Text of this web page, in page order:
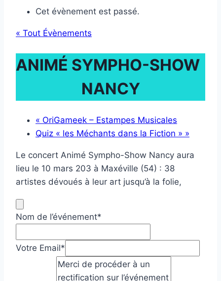
Cet évènement est passé.
« Tout Évènements
ANIMÉ SYMPHO-SHOW
NANCY
« OriGameek – Estampes Musicales
Quiz « les Méchants dans la Fiction » »
Le concert Animé Sympho-Show Nancy aura
lieu le 10 mars 203 à Maxéville (54) : 38
artistes dévoués à leur art jusqu’à la folie,
Nom de l’événement*
Votre Email*